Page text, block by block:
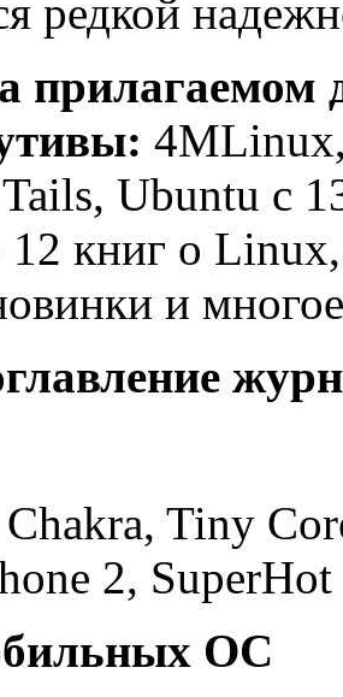
редкой
прилагаемом
Tails, Ubuntu c
12 книг о
и
Chakra, Tiny
2, SuperHot
ОС